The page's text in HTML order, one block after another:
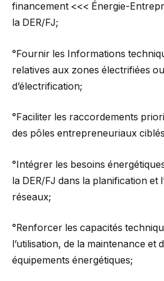
financement <<< Énergie-
la DER/FJ;
°Fournir les Informations
relatives aux zones électrifiées
d’électrification;
°Faciliter les raccordements
des pôles entrepreneuriaux
°Intégrer les besoins
la DER/FJ dans la planification et
réseaux;
°Renforcer les capacités
l’utilisation, de la maintenance et
équipements énergétiques;